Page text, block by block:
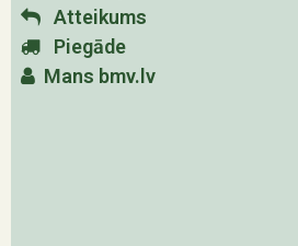
Atteikums
Piegāde
Mans bmv.lv